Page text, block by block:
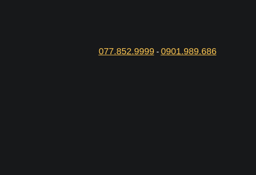
077.852.9999- 0901.989.686